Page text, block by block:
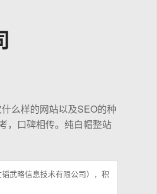
么样的网站以及SEO的种
，口碑相传。纯白帽整站
武略信息技术有限公司），积